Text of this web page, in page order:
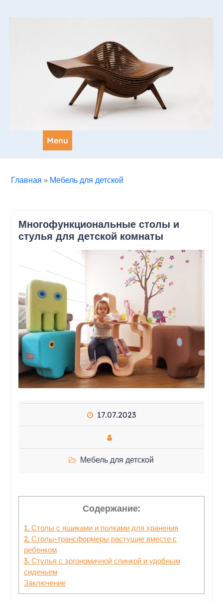
Menu
Главная » Мебель для детской
Многофункциональные столы и
стулья для детской комнаты
17.07.2023
Мебель для детской
Содержание:
1. Столы с ящиками и полками для хранения
2. Столы-трансформеры растущие вместе с
ребенком
3. Стулья с эргономичной спинкой и удобным
сиденьем
Заключение